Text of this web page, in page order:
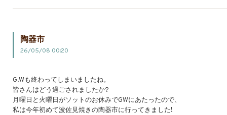
陶器市
26/05/08 00:20
G.Wも終わってしまいましたね。
皆さんはどう過ごされましたか?
月曜日と火曜日がソットのお休みでGWにあたったので、
私は今年初めて波佐見焼きの陶器市に行ってきました!